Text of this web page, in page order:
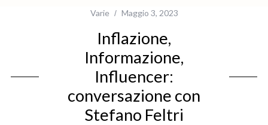
Varie Maggio 3, 2023
Inflazione,
Informazione,
Influencer:
conversazione con
Stefano Feltri